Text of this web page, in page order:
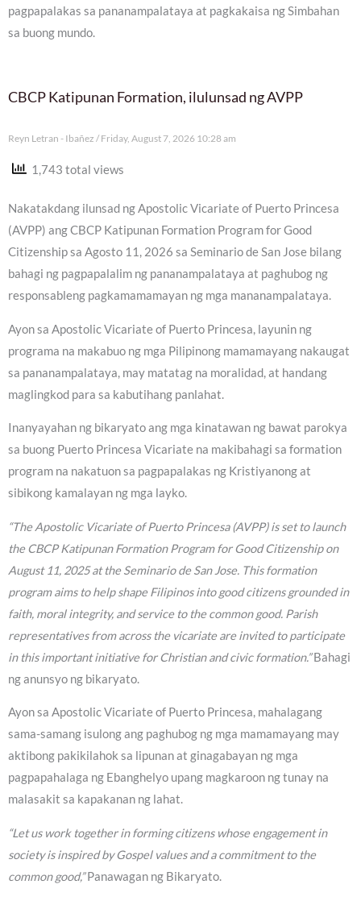
pagpapalakas sa pananampalataya at pagkakaisa ng Simbahan
sa buong mundo.
CBCP Katipunan Formation, ilulunsad ng AVPP
Reyn Letran - Ibañez Friday, August 7, 2026 10:28 am
1,743 total views
Nakatakdang ilunsad ng Apostolic Vicariate of Puerto Princesa
(AVPP) ang CBCP Katipunan Formation Program for Good
Citizenship sa Agosto 11, 2026 sa Seminario de San Jose bilang
bahagi ng pagpapalalim ng pananampalataya at paghubog ng
responsableng pagkamamamayan ng mga mananampalataya.
Ayon sa Apostolic Vicariate of Puerto Princesa, layunin ng
programa na makabuo ng mga Pilipinong mamamayang nakaugat
sa pananampalataya, may matatag na moralidad, at handang
maglingkod para sa kabutihang panlahat.
Inanyayahan ng bikaryato ang mga kinatawan ng bawat parokya
sa buong Puerto Princesa Vicariate na makibahagi sa formation
program na nakatuon sa pagpapalakas ng Kristiyanong at
sibikong kamalayan ng mga layko.
“The Apostolic Vicariate of Puerto Princesa (AVPP) is set to launch
the CBCP Katipunan Formation Program for Good Citizenship on
August 11, 2025 at the Seminario de San Jose. This formation
program aims to help shape Filipinos into good citizens grounded in
faith, moral integrity, and service to the common good. Parish
representatives from across the vicariate are invited to participate
in this important initiative for Christian and civic formation.”Bahagi
ng anunsyo ng bikaryato.
Ayon sa Apostolic Vicariate of Puerto Princesa, mahalagang
sama-samang isulong ang paghubog ng mga mamamayang may
aktibong pakikilahok sa lipunan at ginagabayan ng mga
pagpapahalaga ng Ebanghelyo upang magkaroon ng tunay na
malasakit sa kapakanan ng lahat.
“Let us work together in forming citizens whose engagement in
society is inspired by Gospel values and a commitment to the
common good,”Panawagan ng Bikaryato.